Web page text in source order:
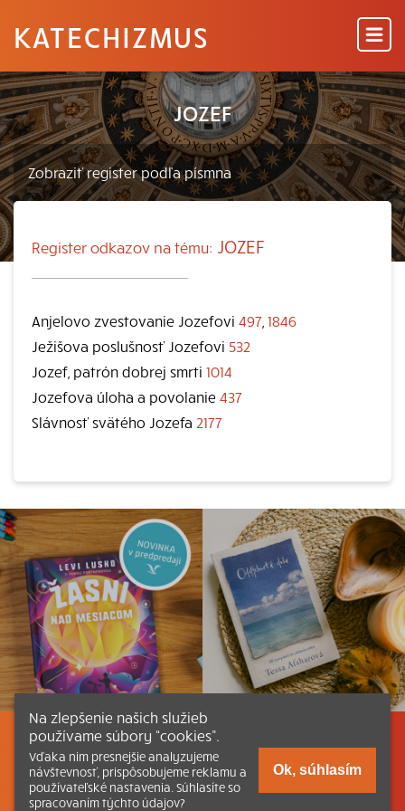
KATECHIZMUS
JOZEF
Register odkazov na tému: JOZEF
Anjelovo zvestovanie Jozefovi 497 1846
Ježišova poslušnosť Jozefovi 532
Jozef, patrón dobrej smrti 1014
Jozefova úloha a povolanie 437
Slávnosť svätého Jozefa 2177
Listovať Obsah Dokumenty a články
Kontakt Tlačená verzia Katechizmu
Na zlepšenie našich služieb
používame súbory “cookies”.
Vďaka nim presnejšie analyzujeme
návštevnosť, prispôsobujeme reklamu a
používateľské nastavenia. Súhlasíte so
spracovaním týchto údajov?
Ok, súhlasím